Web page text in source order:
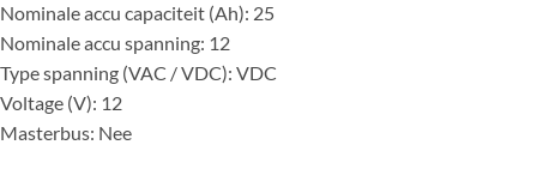
Nominale accu capaciteit (Ah): 25
Nominale accu spanning: 12
Type spanning (VAC / VDC): VDC
Voltage (V): 12
Masterbus: Nee